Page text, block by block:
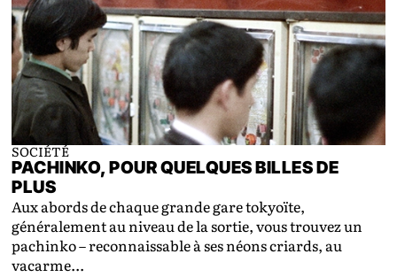
SOCIÉTÉ
PACHINKO, POUR QUELQUES BILLES DE
PLUS
Aux abords de chaque grande gare tokyoïte,
généralement au niveau de la sortie, vous trouvez un
pachinko – reconnaissable à ses néons criards, au
vacarme...